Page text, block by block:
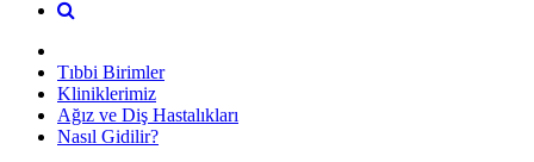
Tıbbi Birimler
Kliniklerimiz
Ağız ve Diş Hastalıkları
Nasıl Gidilir?